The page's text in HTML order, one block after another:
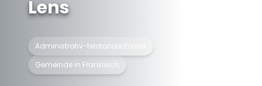
Lens
Administrativ-territoriale Entität
Gemeinde in Frankreich